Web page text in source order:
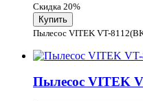
Скидка 20%
Пылесос VITEK VT-
Пылесос VITEK